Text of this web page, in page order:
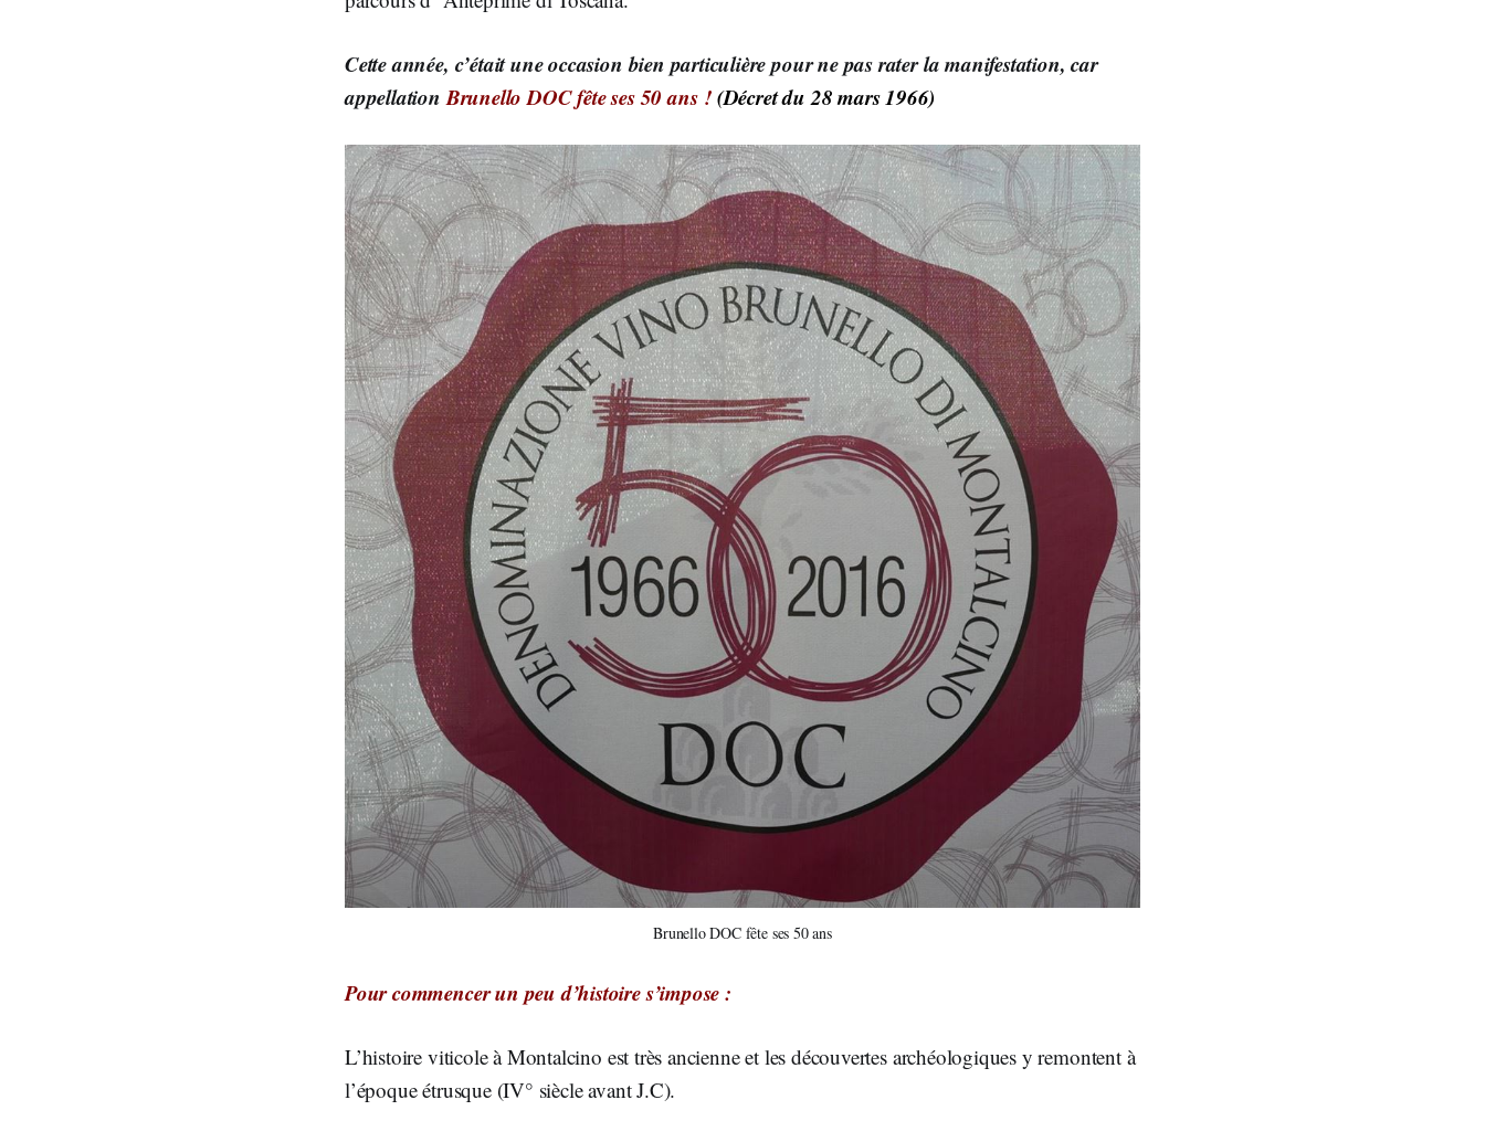
Cette année, c’était une occasion bien particulière pour ne pas rater la manifestation, car
appellation Brunello DOC fête ses 50 ans !(Décret du 28 mars 1966)
Brunello DOC fête ses 50 ans
Pour commencer un peu d’histoire s’impose :
L’histoire viticole à Montalcino est très ancienne et les découvertes archéologiques y remontent à
l’époque étrusque (IV° siècle avant J.C).